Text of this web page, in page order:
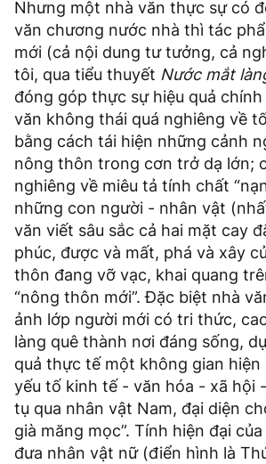
Nhưng một nhà văn thực sự có
văn chương nước nhà thì tác
mới (cả nội dung tư tưởng, cả
tôi, qua tiểu thuyết Nước mắt
đóng góp thực sự hiệu quả
văn không thái quá nghiêng về
bằng cách tái hiện những cảnh
nông thôn trong cơn trở dạ lớn;
nghiêng về miêu tả tính chất
những con người - nhân vật
văn viết sâu sắc cả hai mặt cay
phúc, được và mất, phá và xây
thôn đang vỡ vạc, khai quang
“nông thôn mới”. Đặc biệt nhà
ảnh lớp người mới có tri thức,
làng quê thành nơi đáng sống,
quả thực tế một không gian hiện
yếu tố kinh tế - văn hóa - xã hội
tụ qua nhân vật Nam, đại diện
già măng mọc”. Tính hiện đại
đưa nhân vật nữ (điển hình là